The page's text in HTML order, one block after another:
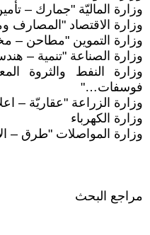
وزارة الماليّة "جمارك –
وزارة الاقتصاد "المصارف
وزارة التموين "مطاحن –
وزارة الصناعة "تنمية –
وزارة النفط والثروة
فوسفات…"
وزارة الزراعة "عقاريّة –
وزارة الكهرباء
وزارة المواصلات "طرق –
مراجع البحث